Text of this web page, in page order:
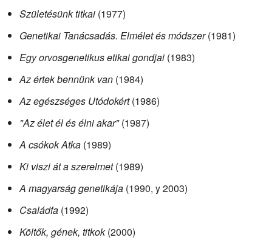
Születésünk titkai (1977)
Genetikai Tanácsadás. Elmélet és módszer(1981)
Egy orvosgenetikus etikai gondjai (1983)
Az értek bennünk van (1984)
Az egészséges Utódokért(1986)
"Az élet él és élni akar"(1987)
A csókok Atka (1989)
Ki viszi át a szerelmet(1989)
A magyarság genetikája (1990, y 2003)
Családfa (1992)
Költők, gének, titkok(2000)